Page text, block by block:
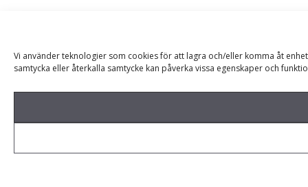
Vi använder teknologier som cookies för att lagra och/eller komma åt
samtycka eller återkalla samtycke kan påverka vissa egenskaper och